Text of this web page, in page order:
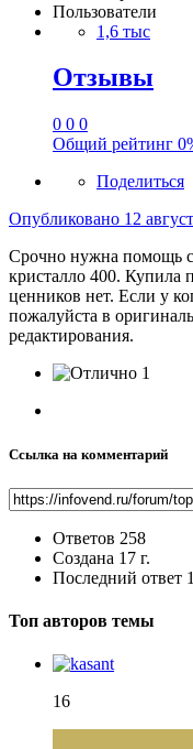
Пользователи
1,6 тыс
Отзывы
0 0 0
Общий рейтинг
Поделиться
Опубликовано 12
Срочно нужна помощь
кристалло 400. Купила
ценников нет. Если у
пожалуйста в
редактирования.
1
Ссылка на комментарий
Ответов 258
Создана 17 г.
Последний ответ
Топ авторов темы
16